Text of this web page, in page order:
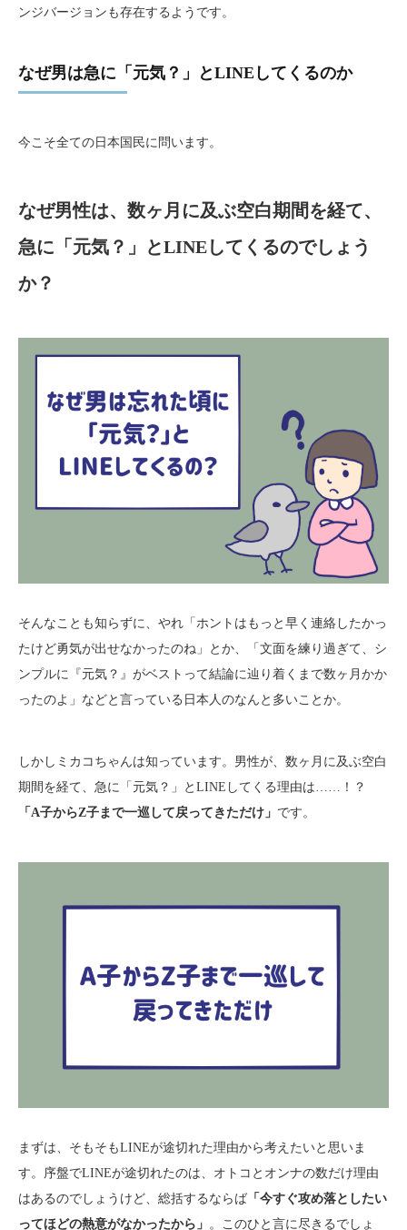
ンジバージョンも存在するようです。
なぜ男は急に「元気？」とLINEしてくるのか
今こそ全ての日本国民に問います。
なぜ男性は、数ヶ月に及ぶ空白期間を経て、
急に「元気？」とLINEしてくるのでしょう
か？
そんなことも知らずに、やれ「ホントはもっと早く連絡したかっ
たけど勇気が出せなかったのね」とか、「文面を練り過ぎて、シ
ンプルに『元気？』がベストって結論に辿り着くまで数ヶ月かか
ったのよ」などと言っている日本人のなんと多いことか。
しかしミカコちゃんは知っています。男性が、数ヶ月に及ぶ空白
期間を経て、急に「元気？」とLINEしてくる理由は……！？
「A子からZ子まで一巡して戻ってきただけ」 です。
まずは、そもそもLINEが途切れた理由から考えたいと思いま
す。序盤でLINEが途切れたのは、オトコとオンナの数だけ理由
はあるのでしょうけど、総括するならば 「今すぐ攻め落としたい
ってほどの熱意がなかったから」 。このひと言に尽きるでしょ